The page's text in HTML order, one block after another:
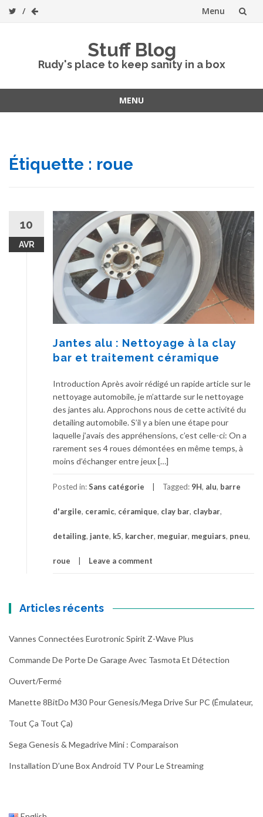
Menu
Stuff Blog
Rudy's place to keep sanity in a box
MENU
Étiquette : roue
10
AVR
Jantes alu : Nettoyage à la clay
bar et traitement céramique
Introduction Après avoir rédigé un rapide article sur le
nettoyage automobile, je m’attarde sur le nettoyage
des jantes alu. Approchons nous de cette activité du
detailing automobile. S’il y a bien une étape pour
laquelle j’avais des appréhensions, c’est celle-ci: On a
rarement ses 4 roues démontées en même temps, à
moins d’échanger entre jeux […]
Posted in:Sans catégorie Tagged: 9H, alu, barre
d'argile, ceramic, céramique, clay bar, claybar,
detailing, jante, k5, karcher, meguiar, meguiars, pneu,
roue Leave a comment
Articles récents
Vannes Connectées Eurotronic Spirit Z-Wave Plus
Commande De Porte De Garage Avec Tasmota Et Détection
Ouvert/fermé
Manette 8BitDo M30 Pour Genesis/Mega Drive Sur PC (émulateur,
Tout Ça Tout Ça)
Sega Genesis & Megadrive Mini : Comparaison
Installation D’une Box Android TV Pour Le Streaming